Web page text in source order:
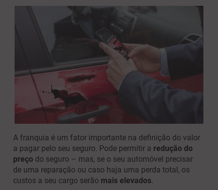
A franquia é um fator importante na definição do valor
a pagar pelo seu seguro. Pode permitir a redução do
preço do seguro – mas, se o seu automóvel precisar
de uma reparação ou caso haja uma perda total, os
custos a seu cargo serão mais elevados.